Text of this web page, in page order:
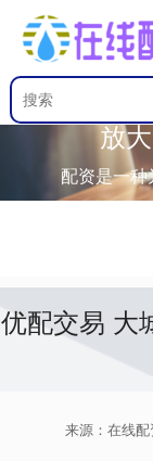
放
配资是一
优配交易 大
来源：在线